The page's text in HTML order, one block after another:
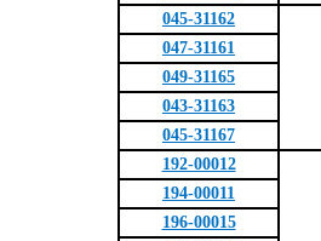
045-31162
047-31161
049-31165
043-31163
045-31167
192-00012
194-00011
196-00015